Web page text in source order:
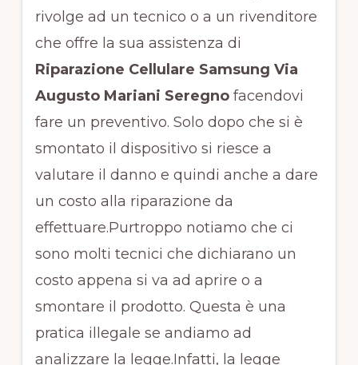
rivolge ad un tecnico o a un rivenditore
che offre la sua assistenza di
Riparazione Cellulare Samsung Via
Augusto Mariani Seregnofacendovi
fare un preventivo. Solo dopo che si è
smontato il dispositivo si riesce a
valutare il danno e quindi anche a dare
un costo alla riparazione da
effettuare.Purtroppo notiamo che ci
sono molti tecnici che dichiarano un
costo appena si va ad aprire o a
smontare il prodotto. Questa è una
pratica illegale se andiamo ad
analizzare la legge.Infatti, la legge